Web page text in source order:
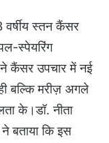
वर्षीय स्तन कैंसर
स्पेयरिंग
कैंसर उपचार में नई
बल्कि मरीज़ अगले
के।डॉ. नीता
बताया कि इस